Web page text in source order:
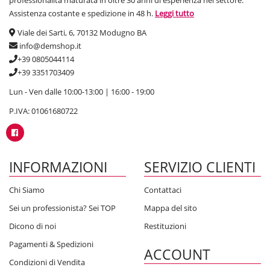
Serbatoi delle migliori marche: Cordivari e Telcom
CORDIVARI eTELCOMsono entrambi rinnomati per la fabbricazione
di contenitori in materiale termoplastico e non. Sul nostro e-
commerce è presente una vasta scelta di prodotti disponibili in tutte
le grandezze volumetriche dalle grandi prestazioni, molto affidabili e
di un elevata qualità.
Serbatoi
Centinaia di
inox per soddisfare al meglio le esigenze. Molto utili sia per le
campi o alimentare la rete idrica domestica, che dell'idraulico o del
professionista che cerca prezzi convenienti e qualità nei prodotti che
acquista.
Scegli la combo qualità- prezzo su DemShop
Sul nostroshop online
Assistenza costante e spedizione in 48 h. Leggi tutto
Viale dei Sarti, 6, 70132 Modugno BA
info@demshop.it
+39 0805044114
+39 3351703409
Lun - Ven dalle 10:00-13:00 | 16:00 - 19:00
P.IVA: 01061680722
INFORMAZIONI
Chi Siamo
Sei un professionista? Sei TOP
Dicono di noi
Pagamenti & Spedizioni
Condizioni di Vendita
SERVIZIO CLIENTI
Contattaci
Mappa del sito
Restituzioni
ACCOUNT